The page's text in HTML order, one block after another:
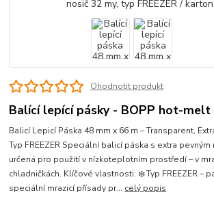
Ohodnotit produkt
Balící lepící pásky - BOPP hot-melt
Balicí Lepicí Páska 48 mm x 66 m – Transparent,
Typ FREEZER Speciální balicí páska s extra
určená pro použití v nízkoteplotním prostředí – v
chladničkách. Klíčové vlastnosti: ❄️ Typ FREEZER –
speciální mrazicí přísady pr... celý popis